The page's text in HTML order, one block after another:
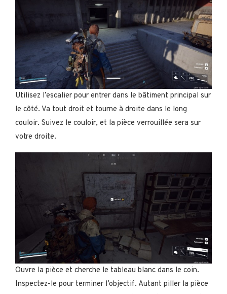
Utilisez l’escalier pour entrer dans le bâtiment principal sur
le côté. Va tout droit et tourne à droite dans le long
couloir. Suivez le couloir, et la pièce verrouillée sera sur
votre droite.
Ouvre la pièce et cherche le tableau blanc dans le coin.
Inspectez-le pour terminer l’objectif. Autant piller la pièce